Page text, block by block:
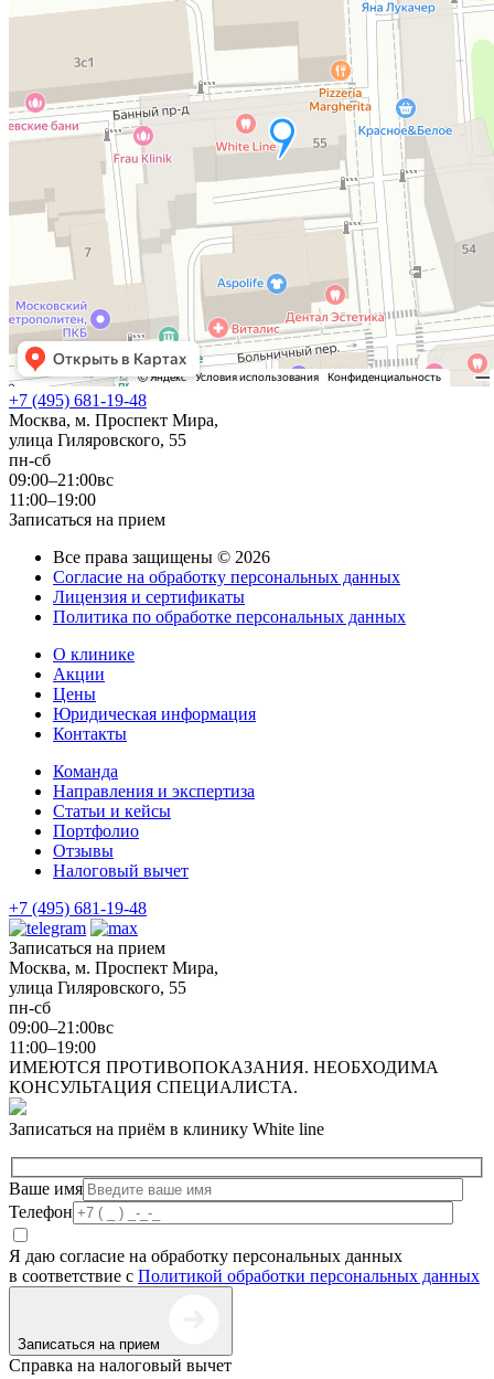
+7 (495) 681-19-48
Москва, м. Проспект Мира,
улица Гиляровского, 55
пн-сб
09:00–21:00вс
11:00–19:00
Записаться на прием
Все права защищены © 2026
Согласие на обработку персональных данных
Лицензия и сертификаты
Политика по обработке персональных данных
О клинике
Акции
Цены
Юридическая информация
Контакты
Команда
Направления и экспертиза
Статьи и кейсы
Портфолио
Отзывы
Налоговый вычет
+7 (495) 681-19-48
Записаться на прием
Москва, м. Проспект Мира,
улица Гиляровского, 55
пн-сб
09:00–21:00вс
11:00–19:00
ИМЕЮТСЯ ПРОТИВОПОКАЗАНИЯ. НЕОБХОДИМА
КОНСУЛЬТАЦИЯ СПЕЦИАЛИСТА.
Записаться на приём в клинику White line
Ваше имя
Телефон
Я даю согласие на обработку персональных данных
в соответствие с Политикой обработки персональных данных
Записаться на прием
Справка на налоговый вычет